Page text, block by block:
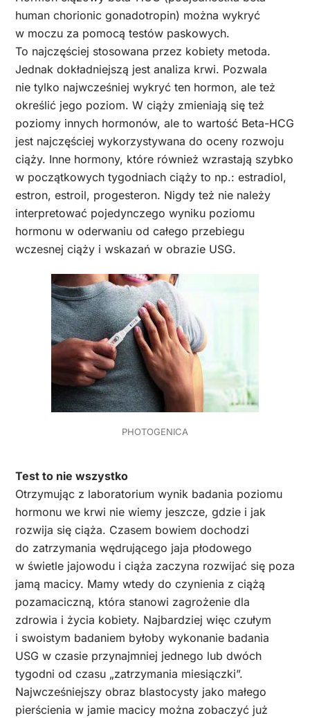
human chorionic gonadotropin) można wykryć
w moczu za pomocą testów paskowych.
To najczęściej stosowana przez kobiety metoda.
Jednak dokładniejszą jest analiza krwi. Pozwala
nie tylko najwcześniej wykryć ten hormon, ale też
określić jego poziom. W ciąży zmieniają się też
poziomy innych hormonów, ale to wartość Beta-HCG
jest najczęściej wykorzystywana do oceny rozwoju
ciąży. Inne hormony, które również wzrastają szybko
w początkowych tygodniach ciąży to np.: estradiol,
estron, estroil, progesteron. Nigdy też nie należy
interpretować pojedynczego wyniku poziomu
hormonu w oderwaniu od całego przebiegu
wczesnej ciąży i wskazań w obrazie USG.
PHOTOGENICA
Test to nie wszystko
Otrzymując z laboratorium wynik badania poziomu
hormonu we krwi nie wiemy jeszcze, gdzie i jak
rozwija się ciąża. Czasem bowiem dochodzi
do zatrzymania wędrującego jaja płodowego
w świetle jajowodu i ciąża zaczyna rozwijać się poza
jamą macicy. Mamy wtedy do czynienia z ciążą
pozamaciczną, która stanowi zagrożenie dla
zdrowia i życia kobiety. Najbardziej więc czułym
i swoistym badaniem byłoby wykonanie badania
USG w czasie przynajmniej jednego lub dwóch
tygodni od czasu „zatrzymania miesiączki”.
Najwcześniejszy obraz blastocysty jako małego
pierścienia w jamie macicy można zobaczyć już